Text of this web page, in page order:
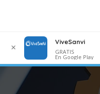
✕
ViveSanvi
GRATIS
En Google Play